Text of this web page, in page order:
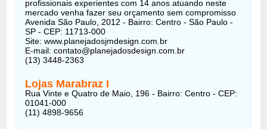
profissionais experientes com 14 anos atuando neste
mercado venha fazer seu orçamento sem compromisso
Avenida São Paulo, 2012 - Bairro: Centro - São Paulo -
SP - CEP: 11713-000
Site: www.planejadosjmdesign.com.br
E-mail: contato@planejadosdesign.com.br
(13) 3448-2363
Lojas Marabraz I
Rua Vinte e Quatro de Maio, 196 - Bairro: Centro - CEP:
01041-000
(11) 4898-9656